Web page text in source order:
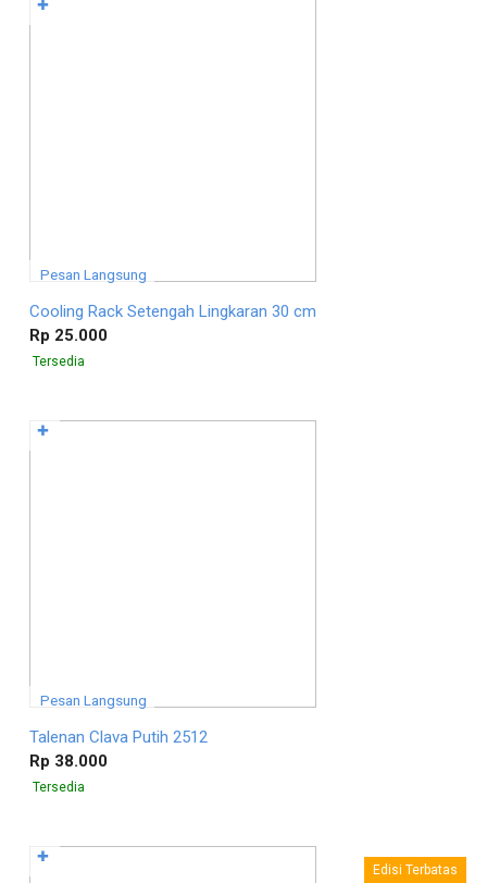
Pesan Langsung
Cooling Rack Setengah Lingkaran 30 cm
Rp 25.000
Tersedia
✚
Pesan Langsung
Talenan Clava Putih 2512
Rp 38.000
Tersedia
✚
Edisi Terbatas
✚